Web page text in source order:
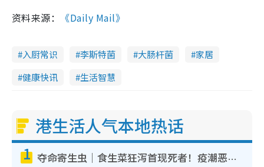
资料来源：
《Daily Mail》
入厨常识 李斯特菌 大肠杆菌
家居
健康快讯
生活智慧
港生活人气本地热话
1 夺命寄生虫｜食生菜狂泻首现死者！疫潮恶化录1.8万宗病例 揭洗菜3大谬误